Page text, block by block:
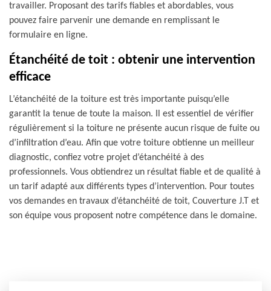
travailler. Proposant des tarifs fiables et abordables, vous
pouvez faire parvenir une demande en remplissant le
formulaire en ligne.
Étanchéité de toit : obtenir une intervention
efficace
L’étanchéité de la toiture est très importante puisqu’elle
garantit la tenue de toute la maison. Il est essentiel de vérifier
régulièrement si la toiture ne présente aucun risque de fuite ou
d’infiltration d’eau. Afin que votre toiture obtienne un meilleur
diagnostic, confiez votre projet d’étanchéité à des
professionnels. Vous obtiendrez un résultat fiable et de qualité à
un tarif adapté aux différents types d’intervention. Pour toutes
vos demandes en travaux d’étanchéité de toit, Couverture J.T et
son équipe vous proposent notre compétence dans le domaine.